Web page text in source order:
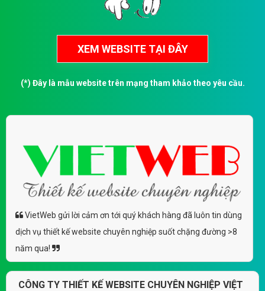
(*) Đây là mẫu website trên mạng tham khảo theo yêu cầu.
VietWeb gửi lời cảm ơn tới quý khách hàng đã luôn tin dùng
dịch vụ thiết kế website chuyên nghiệp suốt chặng đường >8
năm qua!
CÔNG TY THIẾT KẾ WEBSITE CHUYÊN NGHIỆP VIỆT